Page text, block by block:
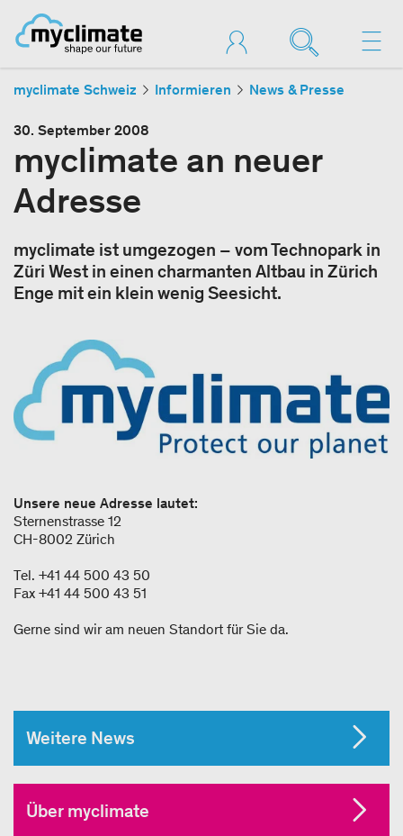
myclimate Schweiz Informieren News & Presse
30. September 2008
myclimate an neuer
Adresse
myclimate ist umgezogen – vom Technopark in
Züri West in einen charmanten Altbau in Zürich
Enge mit ein klein wenig Seesicht.
Unsere neue Adresse lautet:
Sternenstrasse 12
CH-8002 Zürich
Tel. +41 44 500 43 50
Fax +41 44 500 43 51
Gerne sind wir am neuen Standort für Sie da.
Weitere News
Über myclimate